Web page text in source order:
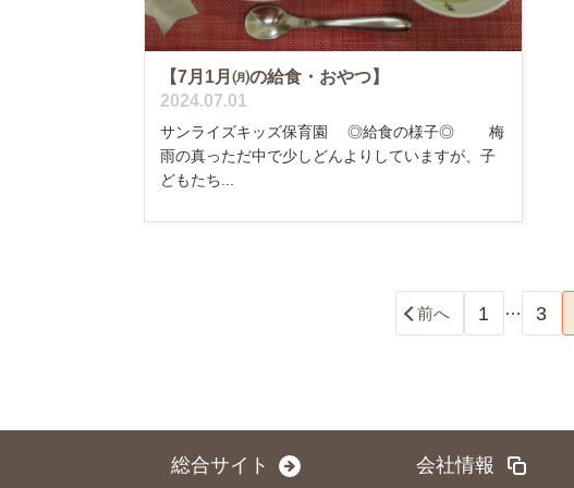
【7月1月㈪の給食・おやつ】
2024.07.01
サンライズキッズ保育園 ◎給食の様子◎ 梅
雨の真っただ中で少しどんよりしていますが、子
どもたち...
前へ 1 … 3
総合サイト 会社情報